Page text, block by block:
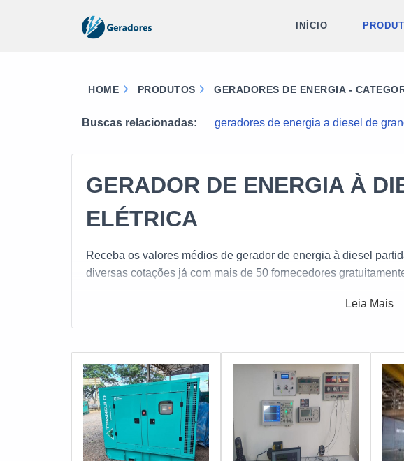
INÍCIO
HOME PRODUTOS GERADORES DE ENERGIA -
Buscas relacionadas: geradores de energia a diesel de
GERADOR DE ENERGIA À
ELÉTRICA
Receba os valores médios de gerador de energia à diesel
diversas cotações já com mais de 50 fornecedores
Leia Mais